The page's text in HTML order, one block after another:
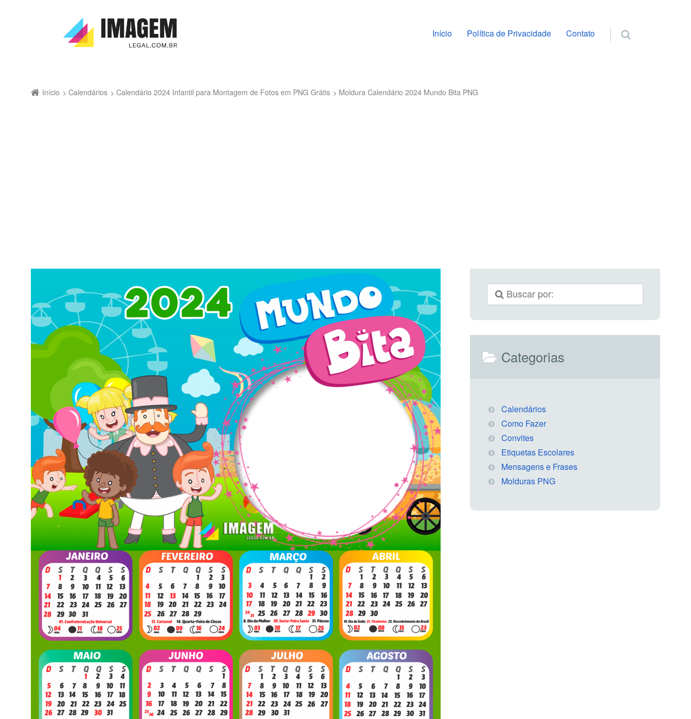
Pular para o conteúdo
Início Política de Privacidade Contato
Início Calendários Calendário 2024 Infantil para Montagem de Fotos em PNG Grátis Moldura Calendário 2024 Mundo Bita PNG
Categorias
Calendários
Como Fazer
Convites
Etiquetas Escolares
Mensagens e Frases
Molduras PNG